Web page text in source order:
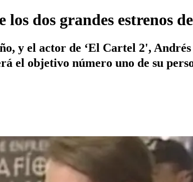
dos grandes estrenos
y el actor de ‘El Cartel 2',
el objetivo número uno de su